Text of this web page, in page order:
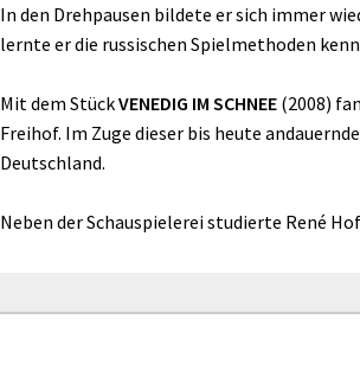
In den Drehpausen bildete er sich immer
lernte er die russischen Spielmethoden
Mit dem StückVENEDIG IM SCHNEE (2008)
Freihof. Im Zuge dieser bis heute
Deutschland.
Neben der Schauspielerei studierte René